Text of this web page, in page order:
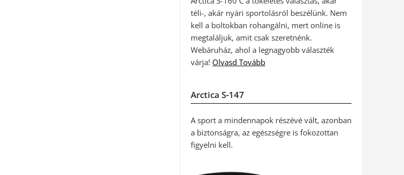
téli-, akár nyári sportolásról beszélünk. Nem
kell a boltokban rohangálni, mert online is
megtaláljuk, amit csak szeretnénk.
Webáruház, ahol a legnagyobb választék
várja! Olvasd Tovább
Arctica S-147
A sport a mindennapok részévé vált, azonban
a biztonságra, az egészségre is fokozottan
figyelni kell.